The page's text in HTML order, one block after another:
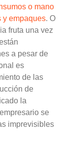
o mano
y empaques. O
fruta una vez
a pesar de
es
de las
de
la
se
imprevisibles